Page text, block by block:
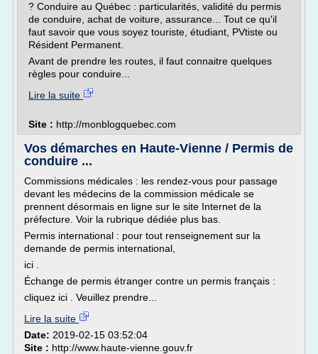
? Conduire au Québec : particularités, validité du permis
de conduire, achat de voiture, assurance... Tout ce qu'il
faut savoir que vous soyez touriste, étudiant, PVtiste ou
Résident Permanent.
Avant de prendre les routes, il faut connaitre quelques
règles pour conduire...
Lire la suite
Site : http://monblogquebec.com
Vos démarches en Haute-Vienne / Permis de
conduire ...
Commissions médicales : les rendez-vous pour passage
devant les médecins de la commission médicale se
prennent désormais en ligne sur le site Internet de la
préfecture. Voir la rubrique dédiée plus bas.
Permis international : pour tout renseignement sur la
demande de permis international,
ici .
Échange de permis étranger contre un permis français :
cliquez ici . Veuillez prendre...
Lire la suite
Date: 2019-02-15 03:52:04
Site : http://www.haute-vienne.gouv.fr